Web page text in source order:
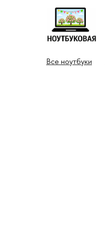
Все ноутбуки
Гарантия на все